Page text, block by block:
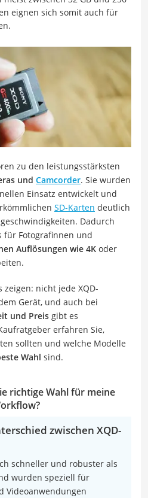
eignen sich somit auch für
zu den leistungsstärksten
und Camcorder. Sie wurden
Einsatz entwickelt und
SD-Karten deutlich
Dadurch
für Fotografinnen und
Auflösungen wie 4K oder
zeigen: nicht jede XQD-
Gerät, und auch bei
und Preis gibt es
erfahren Sie,
sollten und welche Modelle
Wahl sind.
richtige Wahl für meine
zwischen XQD-
schneller und robuster als
wurden speziell für
Videoanwendungen